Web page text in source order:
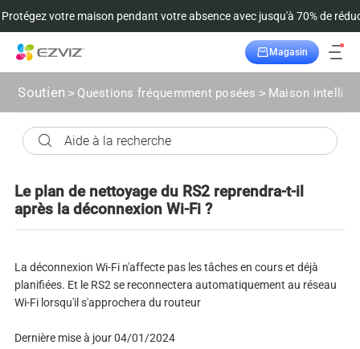
votre maison pendant votre absence avec jusqu'à 70% de
Magasin
Soutien > Questions fréquemment posées > Maison
Le plan de nettoyage du RS2 reprendra-t-il
après la déconnexion Wi-Fi ?
La déconnexion Wi-Fi n'affecte pas les tâches en cours et déjà
planifiées. Et le RS2 se reconnectera automatiquement au réseau
Wi-Fi lorsqu'il s'approchera du routeur
Dernière mise à jour 04/01/2024